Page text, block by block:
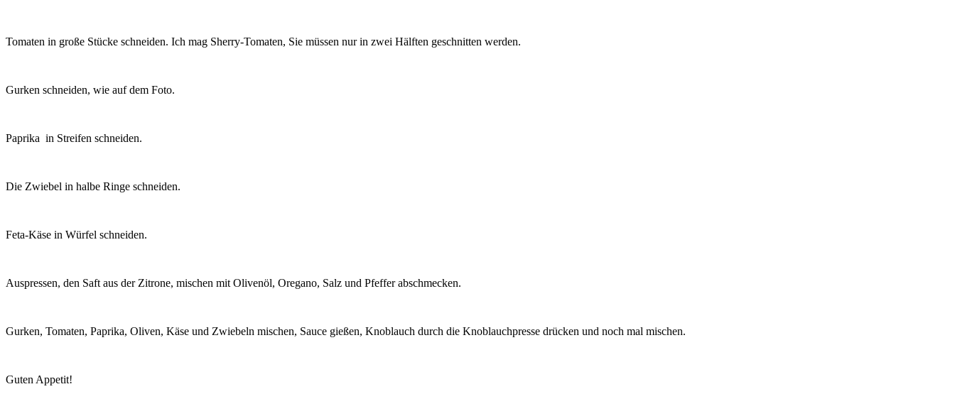
Tomaten in große Stücke schneiden. Ich mag Sherry-Tomaten, Sie müssen nur in zwei Hälften geschnitten werden.
Gurken schneiden, wie auf dem Foto.
Paprika in Streifen schneiden.
Die Zwiebel in halbe Ringe schneiden.
Feta-Käse in Würfel schneiden.
Auspressen, den Saft aus der Zitrone, mischen mit Olivenöl, Oregano, Salz und Pfeffer abschmecken.
Gurken, Tomaten, Paprika, Oliven, Käse und Zwiebeln mischen, Sauce gießen, Knoblauch durch die Knoblauchpresse drücken und noch mal mischen.
Guten Appetit!